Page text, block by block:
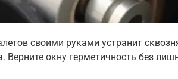
своими руками устранит
окну герметичность без